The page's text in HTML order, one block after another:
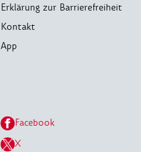
Erklärung zur Barrierefreiheit
Kontakt
App
Facebook
X